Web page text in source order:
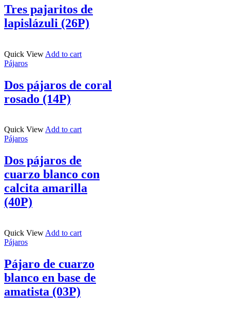
Tres pajaritos de
lapislázuli (26P)
Quick View Add to cart
Pájaros
Dos pájaros de coral
rosado (14P)
Quick ViewAdd to cart
Pájaros
Dos pájaros de
cuarzo blanco con
calcita amarilla
(40P)
Quick View Add to cart
Pájaros
Pájaro de cuarzo
blanco en base de
amatista (03P)